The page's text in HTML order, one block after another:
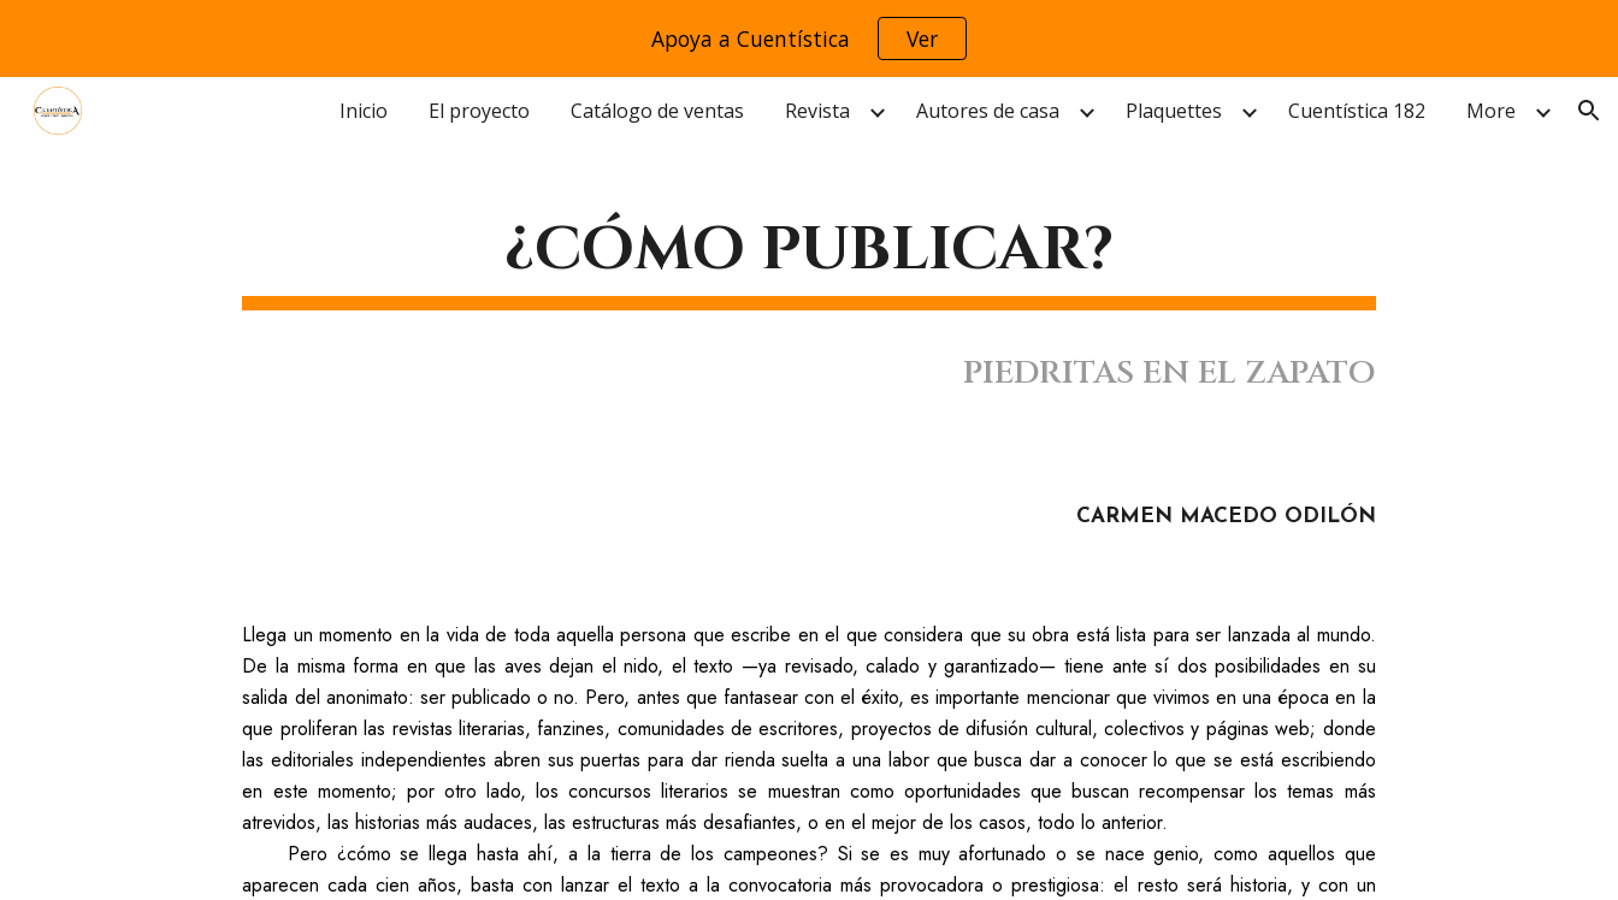
Skip to main contentApoya a Cuentística Ver
Inicio El proyecto Catálogo de ventas Revista Autores de casa Plaquettes Cuentística 182 More
¿CÓMO PUBLICAR?
PIEDRITAS EN EL ZAPATO
CARMEN MACEDO ODILÓN
Llega un momento en la vida de toda aquella persona que escribe en el que considera que su obra está lista para ser lanzada al mundo.
De la misma forma en que las aves dejan el nido, el texto —ya revisado, calado y garantizado— tiene ante sí dos posibilidades en su
salida del anonimato: ser publicado o no. Pero, antes que fantasear con el éxito, es importante mencionar que vivimos en una época en la
que proliferan las revistas literarias, fanzines, comunidades de escritores, proyectos de difusión cultural, colectivos y páginas web; donde
las editoriales independientes abren sus puertas para dar rienda suelta a una labor que busca dar a conocer lo que se está escribiendo
en este momento; por otro lado, los concursos literarios se muestran como oportunidades que buscan recompensar los temas más
atrevidos, las historias más audaces, las estructuras más desafiantes, o en el mejor de los casos, todo lo anterior.
Pero ¿cómo se llega hasta ahí, a la tierra de los campeones? Si se es muy afortunado o se nace genio, como aquellos que
aparecen cada cien años, basta con lanzar el texto a la convocatoria más provocadora o prestigiosa: el resto será historia, y con un